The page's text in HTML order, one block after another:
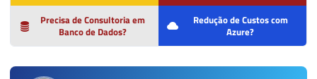
Precisa de Consultoria em
Banco de Dados?
Redução de Custos com
Azure?